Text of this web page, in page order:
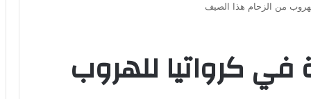
من الزحام هذا الصيف
كرواتيا للهروب